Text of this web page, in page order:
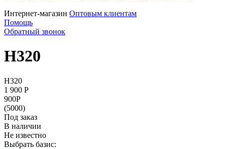
Интернет-магазин Оптовым клиентам
Помощь
Обратный звонок
H320
H320
1 900 P
900P
(5000)
Под заказ
В наличии
Не известно
Выбрать базис: